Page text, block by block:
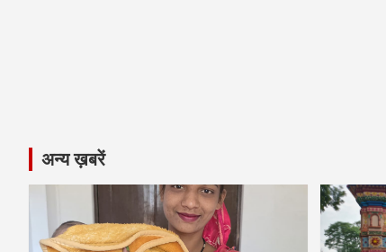
अन्य ख़बरें